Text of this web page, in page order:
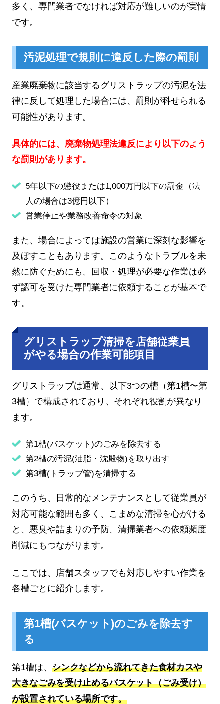
多く、専門業者でなければ対応が難しいのが実情
です。
汚泥処理で規則に違反した際の罰則
産業廃棄物に該当するグリストラップの汚泥を法
律に反して処理した場合には、罰則が科せられる
可能性があります。
具体的には、廃棄物処理法違反により以下のよう
な罰則があります。
5年以下の懲役または1,000万円以下の罰金（法
人の場合は3億円以下）
営業停止や業務改善命令の対象
また、場合によっては施設の営業に深刻な影響を
及ぼすこともあります。このようなトラブルを未
然に防ぐためにも、回収・処理が必要な作業は必
ず認可を受けた専門業者に依頼することが基本で
す。
グリストラップ清掃を店舗従業員
がやる場合の作業可能項目
グリストラップは通常、以下3つの槽（第1槽〜第
3槽）で構成されており、それぞれ役割が異なり
ます。
第1槽(バスケット)のごみを除去する
第2槽の汚泥(油脂・沈殿物)を取り出す
第3槽(トラップ管)を清掃する
このうち、日常的なメンテナンスとして従業員が
対応可能な範囲も多く、こまめな清掃を心がける
と、悪臭や詰まりの予防、清掃業者への依頼頻度
削減にもつながります。
ここでは、店舗スタッフでも対応しやすい作業を
各槽ごとに紹介します。
第1槽(バスケット)のごみを除去す
る
第1槽は、 シンクなどから流れてきた食材カスや
大きなごみを受け止めるバスケット（ごみ受け）
が設置されている場所です。